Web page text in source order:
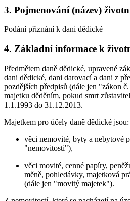
3. Pojmenování (název)
Podání přiznání k dani dědické
4. Základní informace k
Předmětem daně dědické, upravené
dani dědické, dani darovací a dani z
pozdějších předpisů (dále jen "zákon
majetku děděním, pokud smrt
1.1.1993 do 31.12.2013.
Majetkem pro účely daně dědické jsou:
věci nemovité, byty a nebytové
"nemovitosti"),
věci movité, cenné papíry,
měně, pohledávky, majetková
(dále jen "movitý majetek").